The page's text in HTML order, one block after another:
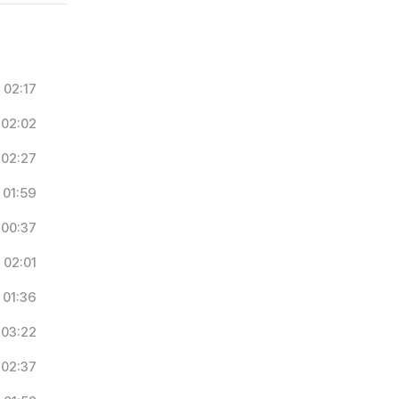
02:17
02:02
02:27
01:59
00:37
02:01
01:36
03:22
02:37